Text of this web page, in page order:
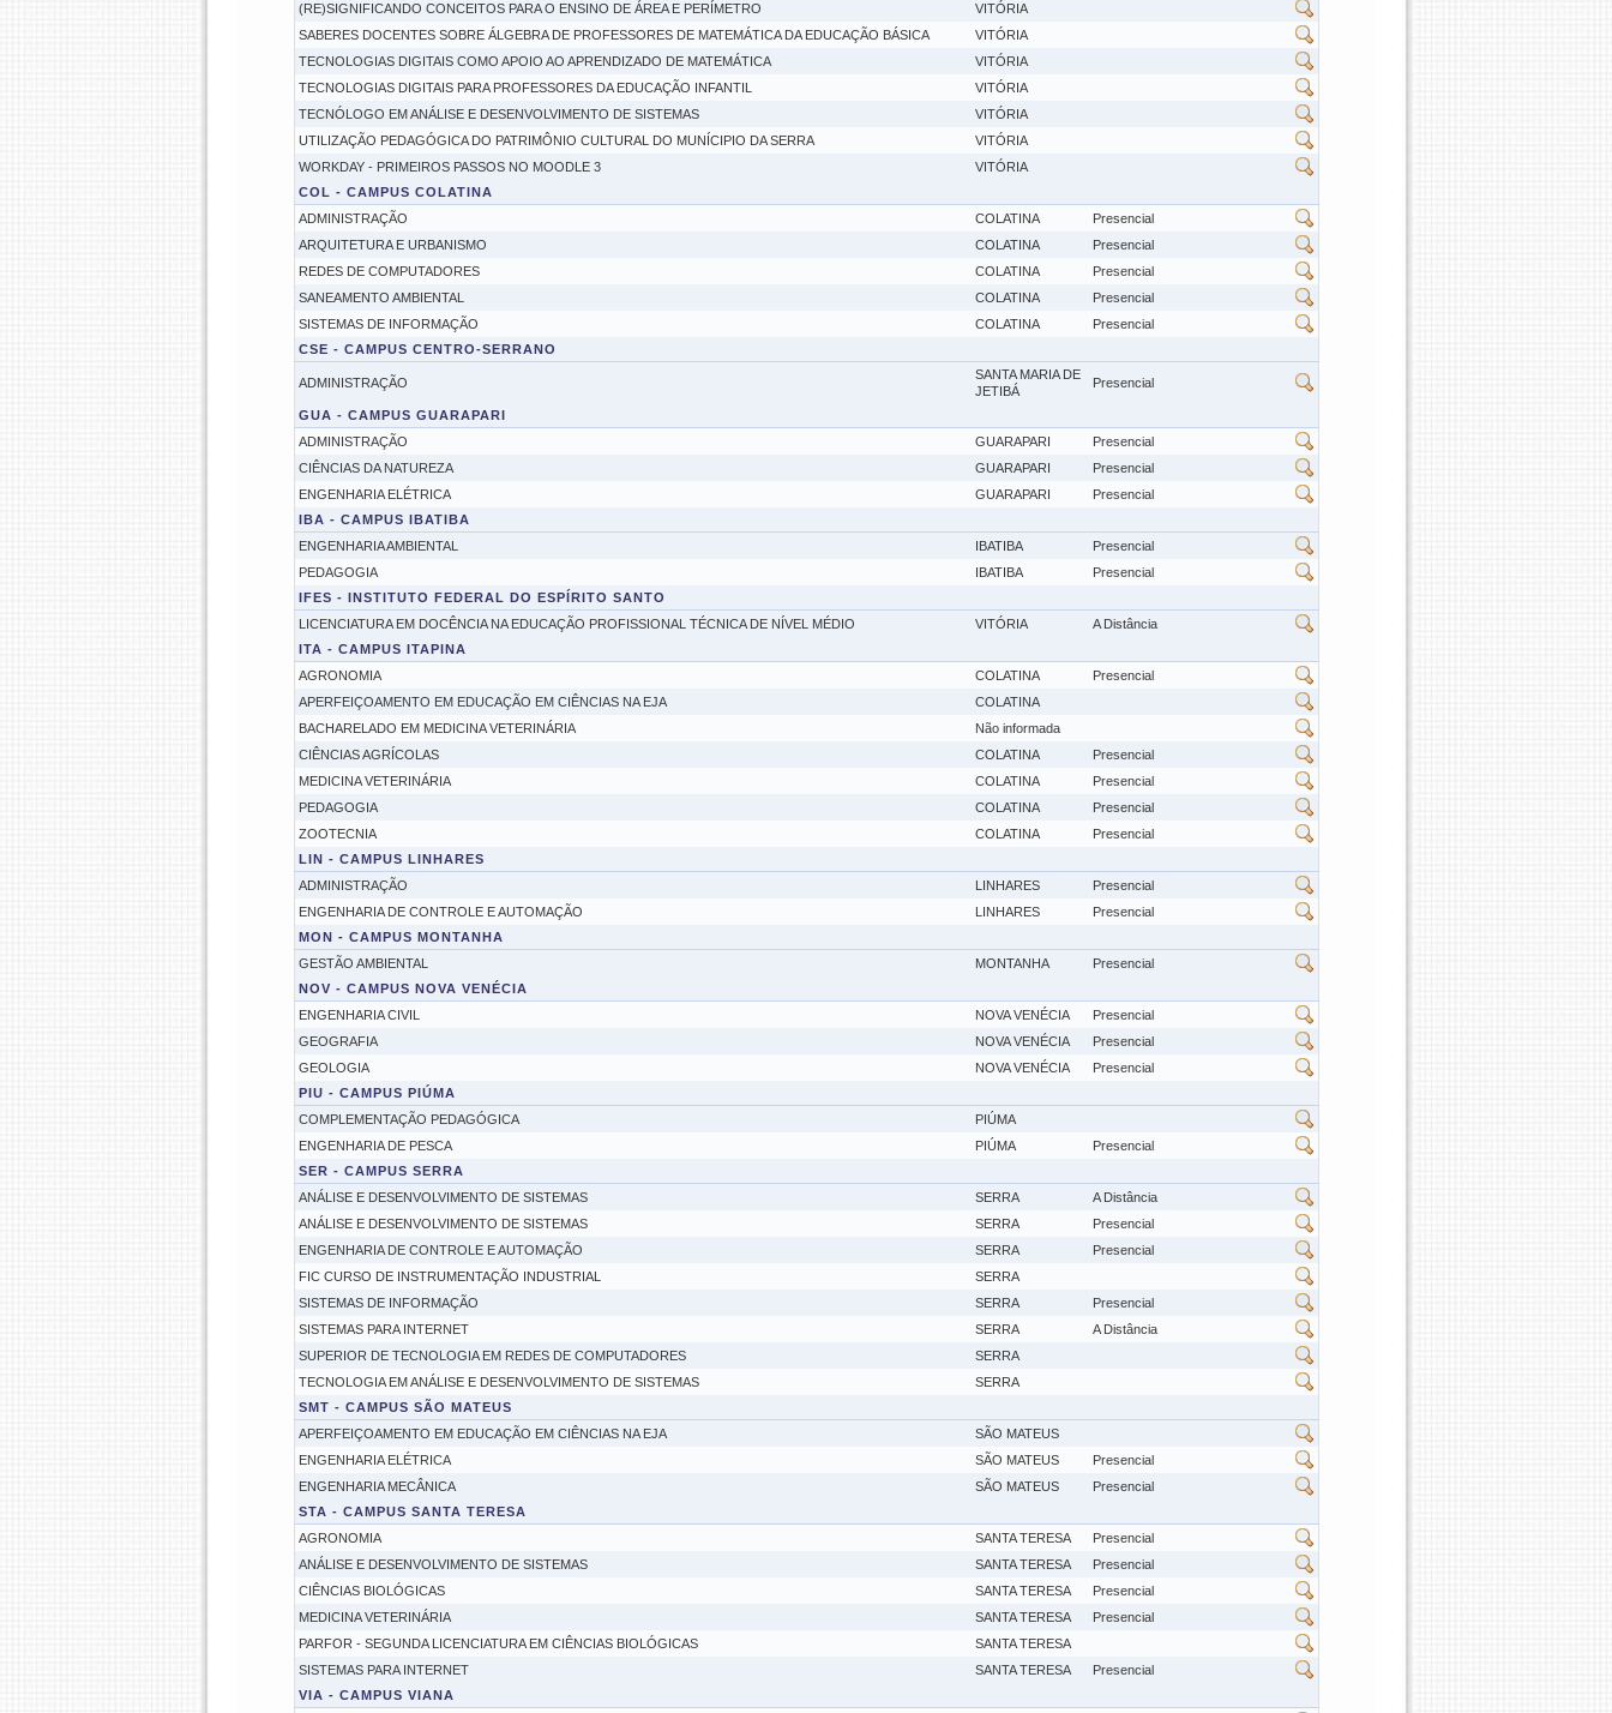
(RE)SIGNIFICANDO CONCEITOS PARA O ENSINO DE ÁREA E PERÍMETRO
VITÓRIA
SABERES DOCENTES SOBRE ÁLGEBRA DE PROFESSORES DE MATEMÁTICA DA EDUCAÇÃO BÁSICA
VITÓRIA
TECNOLOGIAS DIGITAIS COMO APOIO AO APRENDIZADO DE MATEMÁTICA
VITÓRIA
TECNOLOGIAS DIGITAIS PARA PROFESSORES DA EDUCAÇÃO INFANTIL
VITÓRIA
TECNÓLOGO EM ANÁLISE E DESENVOLVIMENTO DE SISTEMAS
VITÓRIA
UTILIZAÇÃO PEDAGÓGICA DO PATRIMÔNIO CULTURAL DO MUNÍCIPIO DA SERRA
VITÓRIA
WORKDAY - PRIMEIROS PASSOS NO MOODLE 3
VITÓRIA
COL - CAMPUS COLATINA
ADMINISTRAÇÃO
COLATINA
Presencial
ARQUITETURA E URBANISMO
COLATINA
Presencial
REDES DE COMPUTADORES
COLATINA
Presencial
SANEAMENTO AMBIENTAL
COLATINA
Presencial
SISTEMAS DE INFORMAÇÃO
COLATINA
Presencial
CSE - CAMPUS CENTRO-SERRANO
ADMINISTRAÇÃO
SANTA MARIA DE
JETIBÁ
Presencial
GUA - CAMPUS GUARAPARI
ADMINISTRAÇÃO
GUARAPARI
Presencial
CIÊNCIAS DA NATUREZA
GUARAPARI
Presencial
ENGENHARIA ELÉTRICA
GUARAPARI
Presencial
IBA - CAMPUS IBATIBA
ENGENHARIA AMBIENTAL
IBATIBA
Presencial
PEDAGOGIA
IBATIBA
Presencial
IFES - INSTITUTO FEDERAL DO ESPÍRITO SANTO
LICENCIATURA EM DOCÊNCIA NA EDUCAÇÃO PROFISSIONAL TÉCNICA DE NÍVEL MÉDIO
VITÓRIA
A Distância
ITA - CAMPUS ITAPINA
AGRONOMIA
COLATINA
Presencial
APERFEIÇOAMENTO EM EDUCAÇÃO EM CIÊNCIAS NA EJA
COLATINA
BACHARELADO EM MEDICINA VETERINÁRIA
Não informada
CIÊNCIAS AGRÍCOLAS
COLATINA
Presencial
MEDICINA VETERINÁRIA
COLATINA
Presencial
PEDAGOGIA
COLATINA
Presencial
ZOOTECNIA
COLATINA
Presencial
LIN - CAMPUS LINHARES
ADMINISTRAÇÃO
LINHARES
Presencial
ENGENHARIA DE CONTROLE E AUTOMAÇÃO
LINHARES
Presencial
MON - CAMPUS MONTANHA
GESTÃO AMBIENTAL
MONTANHA
Presencial
NOV - CAMPUS NOVA VENÉCIA
ENGENHARIA CIVIL
NOVA VENÉCIA
Presencial
GEOGRAFIA
NOVA VENÉCIA
Presencial
GEOLOGIA
NOVA VENÉCIA
Presencial
PIU - CAMPUS PIÚMA
COMPLEMENTAÇÃO PEDAGÓGICA
PIÚMA
ENGENHARIA DE PESCA
PIÚMA
Presencial
SER - CAMPUS SERRA
ANÁLISE E DESENVOLVIMENTO DE SISTEMAS
SERRA
A Distância
ANÁLISE E DESENVOLVIMENTO DE SISTEMAS
SERRA
Presencial
ENGENHARIA DE CONTROLE E AUTOMAÇÃO
SERRA
Presencial
FIC CURSO DE INSTRUMENTAÇÃO INDUSTRIAL
SERRA
SISTEMAS DE INFORMAÇÃO
SERRA
Presencial
SISTEMAS PARA INTERNET
SERRA
A Distância
SUPERIOR DE TECNOLOGIA EM REDES DE COMPUTADORES
SERRA
TECNOLOGIA EM ANÁLISE E DESENVOLVIMENTO DE SISTEMAS
SERRA
SMT - CAMPUS SÃO MATEUS
APERFEIÇOAMENTO EM EDUCAÇÃO EM CIÊNCIAS NA EJA
SÃO MATEUS
ENGENHARIA ELÉTRICA
SÃO MATEUS
Presencial
ENGENHARIA MECÂNICA
SÃO MATEUS
Presencial
STA - CAMPUS SANTA TERESA
AGRONOMIA
SANTA TERESA
Presencial
ANÁLISE E DESENVOLVIMENTO DE SISTEMAS
SANTA TERESA
Presencial
CIÊNCIAS BIOLÓGICAS
SANTA TERESA
Presencial
MEDICINA VETERINÁRIA
SANTA TERESA
Presencial
PARFOR - SEGUNDA LICENCIATURA EM CIÊNCIAS BIOLÓGICAS
SANTA TERESA
SISTEMAS PARA INTERNET
SANTA TERESA
Presencial
VIA - CAMPUS VIANA